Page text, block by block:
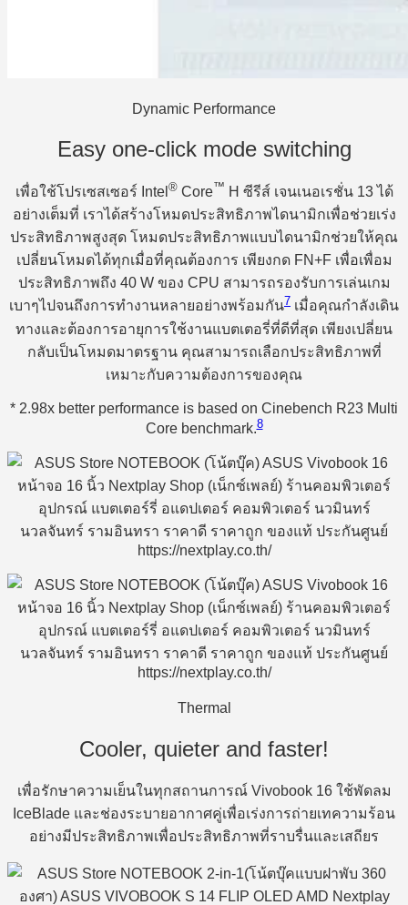
Dynamic Performance
Easy one-click mode switching
เพื่อใช้โปรเซสเซอร์ Intel ®Core™ H ซีรีส์ เจนเนอเรชั่น 13 ได้
อย่างเต็มที่ เราได้สร้างโหมดประสิทธิภาพไดนามิกเพื่อช่วยเร่ง
ประสิทธิภาพสูงสุด โหมดประสิทธิภาพแบบไดนามิกช่วยให้คุณ
เปลี่ยนโหมดได้ทุกเมื่อที่คุณต้องการ เพียงกด FN+F เพื่อเพื่อม
ประสิทธิภาพถึง 40 W ของ CPU สามารถรองรับการเล่นเกม
เบาๆไปจนถึงการทำงานหลายอย่างพร้อมกัน7 เมื่อคุณกำลังเดิน
ทางและต้องการอายุการใช้งานแบตเตอรี่ที่ดีที่สุด เพียงเปลี่ยน
กลับเป็นโหมดมาตรฐาน คุณสามารถเลือกประสิทธิภาพที่
เหมาะกับความต้องการของคุณ
* 2.98x better performance is based on Cinebench R23 Multi
Core benchmark.8
Thermal
Cooler, quieter and faster!
เพื่อรักษาความเย็นในทุกสถานการณ์ Vivobook 16 ใช้พัดลม
IceBlade และช่องระบายอากาศคู่เพื่อเร่งการถ่ายเทความร้อน
อย่างมีประสิทธิภาพเพื่อประสิทธิภาพที่ราบรื่นและเสถียร